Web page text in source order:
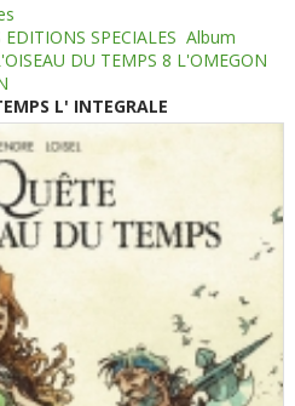
SPECIALES Album
DU TEMPS 8 L'OMEGON
L' INTEGRALE